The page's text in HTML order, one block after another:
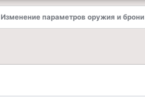
Изменение параметров оружия и брони